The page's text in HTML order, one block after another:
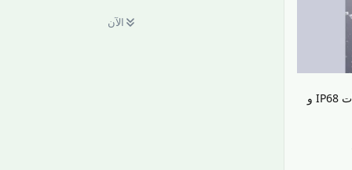
الآن
يأتي بمقاومة للماء والغبار، وقد اجتاز اختبارات في جنوب ألمانيا، وحصل على شهادات IP68 و